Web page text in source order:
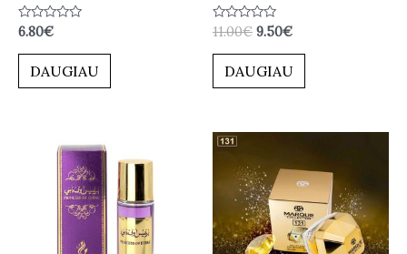
Įvertinimas:
iš
6.80€
DAUGIAU
Įvertinimas:
iš
11.00€ 9.50€
DAUGIAU